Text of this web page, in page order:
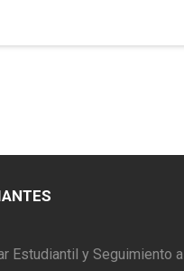
Estudiantil y Seguimiento a